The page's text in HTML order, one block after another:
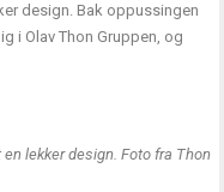
design. Bak oppussingen
i Olav Thon Gruppen, og
lekker design. Foto fra Thon